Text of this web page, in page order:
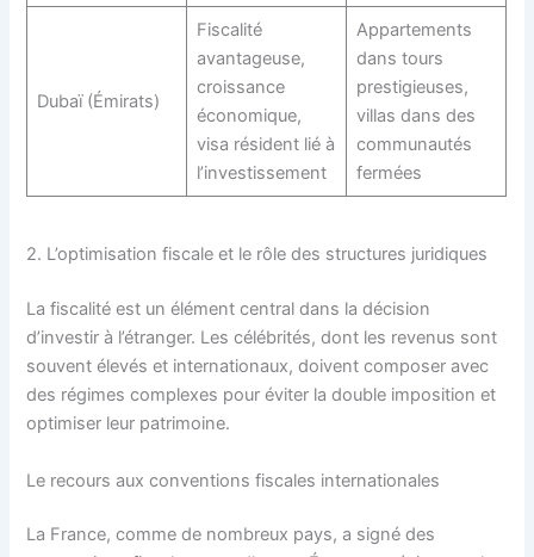
Dubaï (Émirats)
Fiscalité
avantageuse,
croissance
économique,
visa résident lié à
l’investissement
Appartements
dans tours
prestigieuses,
villas dans des
communautés
fermées
2. L’optimisation fiscale et le rôle des structures juridiques
La fiscalité est un élément central dans la décision
d’investir à l’étranger. Les célébrités, dont les revenus sont
souvent élevés et internationaux, doivent composer avec
des régimes complexes pour éviter la double imposition et
optimiser leur patrimoine.
Le recours aux conventions fiscales internationales
La France, comme de nombreux pays, a signé des